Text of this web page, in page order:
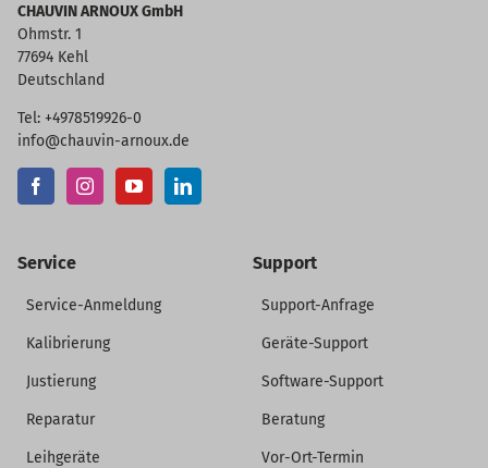
CHAUVIN ARNOUX GmbH
Ohmstr. 1
77694 Kehl
Deutschland
Tel: +4978519926-0
info@chauvin-arnoux.de
Service
Service-Anmeldung
Kalibrierung
Justierung
Reparatur
Leihgeräte
Support
Support-Anfrage
Geräte-Support
Software-Support
Beratung
Vor-Ort-Termin